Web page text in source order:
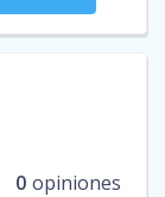
0 opiniones